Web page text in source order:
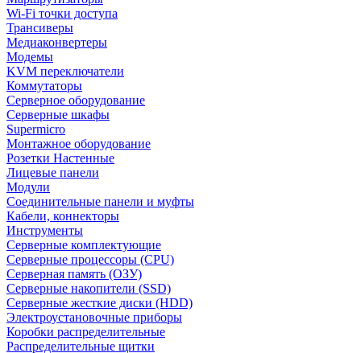
Wi-Fi точки доступа
Трансиверы
Медиаконвертеры
Модемы
KVM переключатели
Коммутаторы
Серверное оборудование
Серверные шкафы
Supermicro
Монтажное оборудование
Розетки Настенные
Лицевые панели
Модули
Соединительные панели и муфты
Кабели, коннекторы
Инструменты
Серверные комплектующие
Серверные процессоры (CPU)
Серверная память (ОЗУ)
Серверные накопители (SSD)
Серверные жесткие диски (HDD)
Электроустановочные приборы
Коробки распределительные
Распределительные щитки